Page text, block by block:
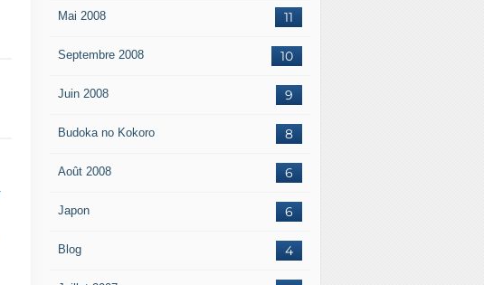
11
Mai 2008
10
Septembre 2008
9
Juin 2008
8
Budoka no Kokoro
6
Août 2008
6
Japon
4
Blog